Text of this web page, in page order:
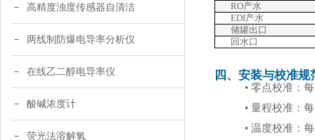
高精度浊度传感器自清洁
两线制防爆电导率分析仪
在线乙二醇电导率仪
酸碱浓度计
荧光法溶解氧
RO产水
EDI产水
储罐出口
回水口
四、安装与校准规
• 零点校准：
• 量程校准：
• 温度校准：